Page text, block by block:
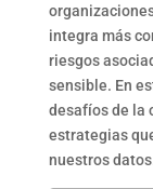
integra más
riesgos
sensible. En
desafíos de la
estrategias
nuestros